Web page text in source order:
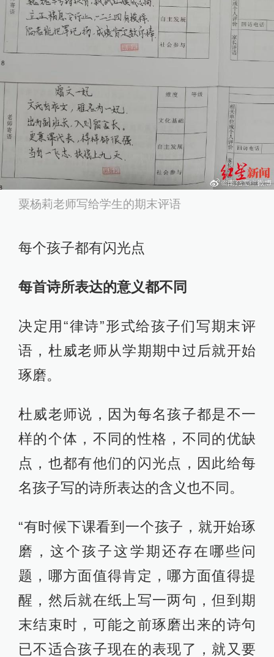
粟杨莉老师写给学生的期末评语
每个孩子都有闪光点
每首诗所表达的意义都不同
决定用“律诗”形式给孩子们写期末评
语，杜威老师从学期期中过后就开始
琢磨。
杜威老师说，因为每名孩子都是不一
样的个体，不同的性格，不同的优缺
点，也都有他们的闪光点，因此给每
名孩子写的诗所表达的含义也不同。
“有时候下课看到一个孩子，就开始琢
磨，这个孩子这学期还存在哪些问
题，哪方面值得肯定，哪方面值得提
醒，然后就在纸上写一两句，但到期
末结束时，可能之前琢磨出来的诗句
已不适合孩子现在的表现了，就又要